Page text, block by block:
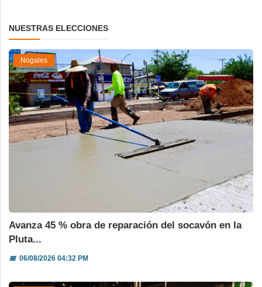
NUESTRAS ELECCIONES
Nogales
Avanza 45 % obra de reparación del socavón en la
Pluta...
📅06/08/2026 04:32 PM